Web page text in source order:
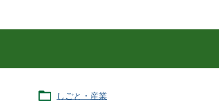
しごと・産業